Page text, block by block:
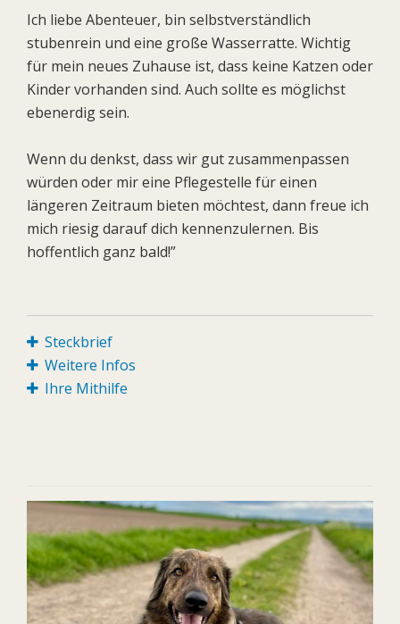
Ich liebe Abenteuer, bin selbstverständlich
stubenrein und eine große Wasserratte. Wichtig
für mein neues Zuhause ist, dass keine Katzen oder
Kinder vorhanden sind. Auch sollte es möglichst
ebenerdig sein.
Wenn du denkst, dass wir gut zusammenpassen
würden oder mir eine Pflegestelle für einen
längeren Zeitraum bieten möchtest, dann freue ich
mich riesig darauf dich kennenzulernen. Bis
hoffentlich ganz bald!”
Steckbrief
Weitere Infos
Ihre Mithilfe